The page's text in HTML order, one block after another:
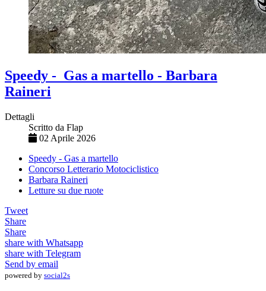
Speedy - Gas a martello - Barbara
Raineri
Dettagli
Scritto da Flap
02 Aprile 2026
Speedy - Gas a martello
Concorso Letterario Motociclistico
Barbara Raineri
Letture su due ruote
Tweet
Share
Share
share with Whatsapp
share with Telegram
Send by email
powered by social2s